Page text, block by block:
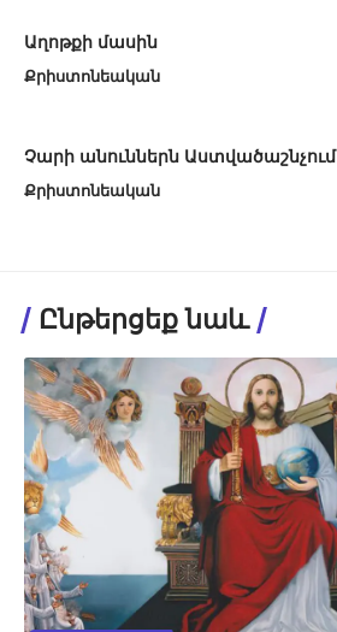
Աղոթքի մասին
Քրիստոնեական
Չարի անուններն Աստվածաշնչում
Քրիստոնեական
Ընթերցեք նաև